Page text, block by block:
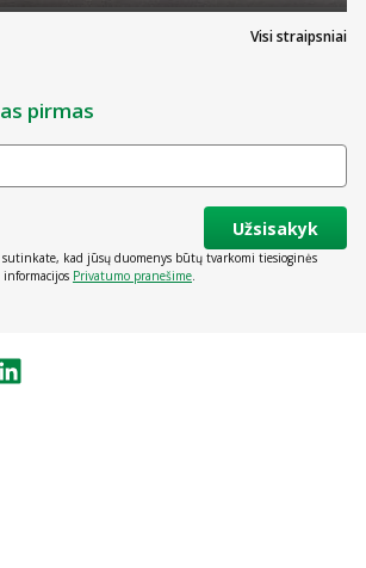
Visi straipsniai
pirmas
Užsisakyk
sutinkate, kad jūsų duomenys būtų tvarkomi tiesioginės
Privatumo pranešime.